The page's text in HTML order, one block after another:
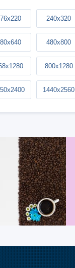
240x320
480x800
800x1280
1440x2560